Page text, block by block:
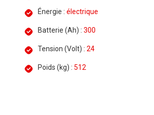
Énergie : électrique
Batterie (Ah) : 300
Tension (Volt) : 24
Poids (kg) : 512